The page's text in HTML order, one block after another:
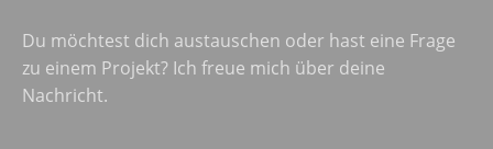
Du möchtest dich austauschen oder hast eine Frage
zu einem Projekt? Ich freue mich über deine
Nachricht.